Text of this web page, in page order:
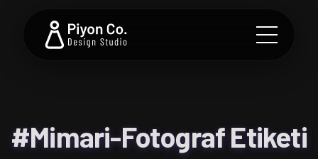
#Mimari-Fotograf Etiketi